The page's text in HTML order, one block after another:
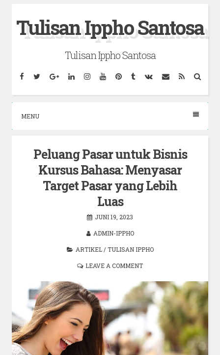
to
content
Tulisan Ippho Santosa
Tulisan Ippho Santosa
Facebook
TwitterGoogleLinkedinInstagram
YouTubePinterest
TumblrVK EmailRSS
MENU
Peluang Pasar untuk Bisnis
Kursus Bahasa: Menyasar
Target Pasar yang Lebih
Luas
JUNI 19, 2023
ADMIN-IPPHO
ARTIKEL/TULISAN IPPHO
LEAVE A COMMENT